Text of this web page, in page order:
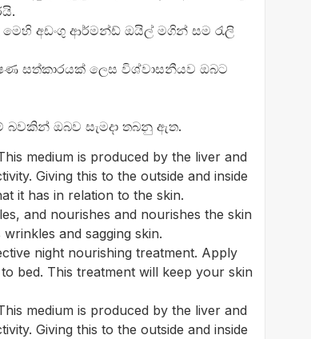
අඩංගු ආර්මන්ඩ් ඔයිල් මගින් සම රැලි
සත්කාරයක් ලෙස විශ්වාසනීයව ඔබට
බවකින් ඔබව සැමදා තබනු ඇත.
medium is produced by the liver and
Giving this to the outside and inside
it has in relation to the skin.
and nourishes and nourishes the skin
and sagging skin.
night nourishing treatment. Apply
bed. This treatment will keep your skin
medium is produced by the liver and
Giving this to the outside and inside